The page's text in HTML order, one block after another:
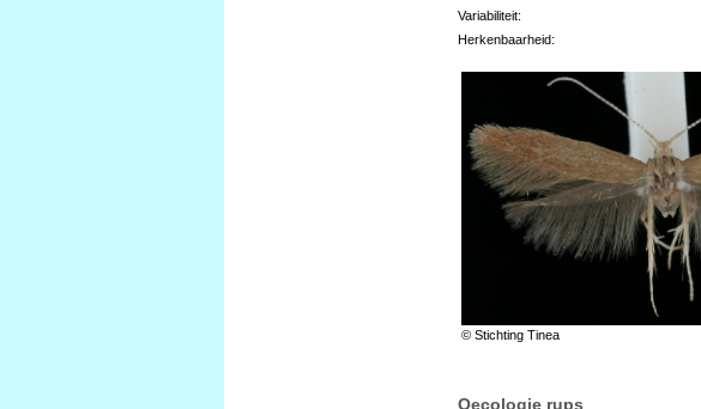
Variabiliteit:
Herkenbaarheid:
© Stichting Tinea
Oecologie rups